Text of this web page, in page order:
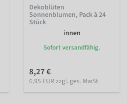
Dekoblüten
Sonnenblumen, Pack à 24
Stück
innen
Sofort versandfähig.
8,27 €
6,95 EUR zzgl. ges. MwSt.